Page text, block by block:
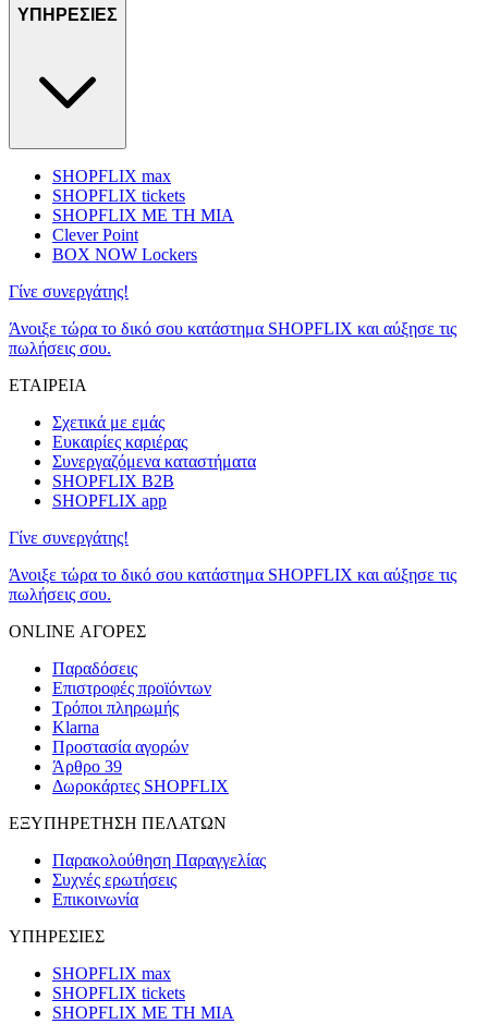
ΥΠΗΡΕΣΙΕΣ
SHOPFLIX max
SHOPFLIX tickets
SHOPFLIX ΜΕ ΤΗ ΜΙΑ
Clever Point
BOX NOW Lockers
Γίνε συνεργάτης!
Άνοιξε τώρα το δικό σου κατάστημα SHOPFLIX και αύξησε τις
πωλήσεις σου.
ΕΤΑΙΡΕΙΑ
Σχετικά με εμάς
Ευκαιρίες καριέρας
Συνεργαζόμενα καταστήματα
SHOPFLIX B2B
SHOPFLIX app
Γίνε συνεργάτης!
Άνοιξε τώρα το δικό σου κατάστημα SHOPFLIX και αύξησε τις
πωλήσεις σου.
ONLINE ΑΓΟΡΕΣ
Παραδόσεις
Επιστροφές προϊόντων
Τρόποι πληρωμής
Klarna
Προστασία αγορών
Άρθρο 39
Δωροκάρτες SHOPFLIX
ΕΞΥΠΗΡΕΤΗΣΗ ΠΕΛΑΤΩΝ
Παρακολούθηση Παραγγελίας
Συχνές ερωτήσεις
Επικοινωνία
ΥΠΗΡΕΣΙΕΣ
SHOPFLIX max
SHOPFLIX tickets
SHOPFLIX ΜΕ ΤΗ ΜΙΑ